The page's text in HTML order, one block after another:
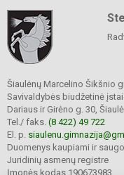
Šiaulėnų Marcelino Šikšnio
Savivaldybės biudžetinė
Dariaus ir Girėno g. 30,
Tel./ faks. (8 422) 49 722
El. p.
Duomenys kaupiami ir
Juridinių asmenų registre
Įmonės kodas 190673983